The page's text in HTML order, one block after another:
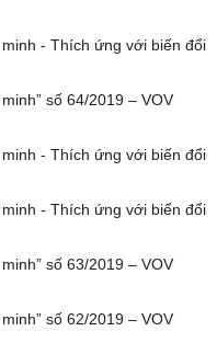
- Thích ứng với biến đổi
số 64/2019 – VOV
- Thích ứng với biến đổi
- Thích ứng với biến đổi
số 63/2019 – VOV
số 62/2019 – VOV